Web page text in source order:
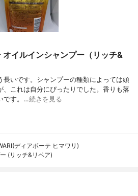
オイルインシャンプー（リッチ&
長いです。シャンプーの種類によっては頭
、これは自分にぴったりでした。香りも落
です。…続きを見る
ディアボーテ ヒマワリ)
(リッチ&リペア)